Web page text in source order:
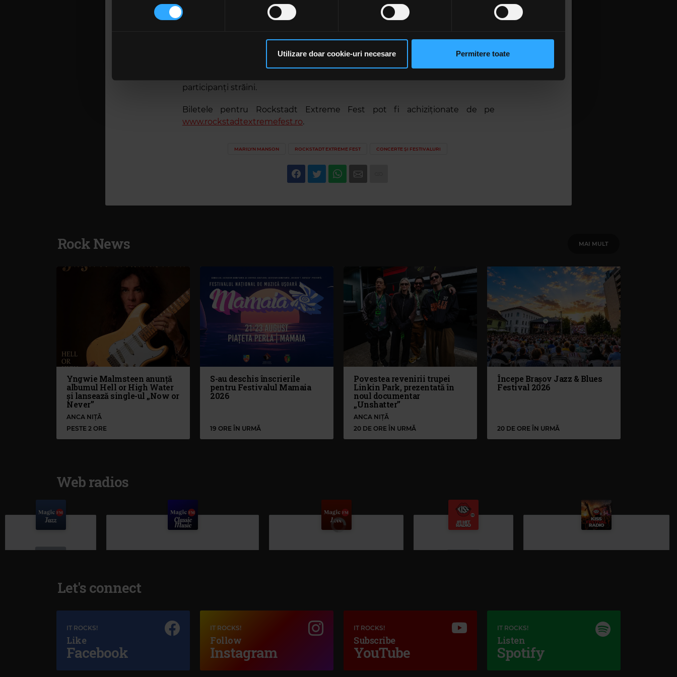
Vă puteți modifica sau retrage oricând acordul din Declarația despre modulele cookie.
traficul. De asemenea, le oferim partenerilor de rețele sociale, de publicitate și de analize informații cu privire la modul în
care folosiți site-ul nostru. Aceștia le pot combina cu alte informații oferite de dvs. sau culese în urma folosirii serviciilor
Utilizare doar cookie-uri necesare Permitere toate
rockului alternativ, a marcat cultura globală prin albume definitorii precum
Antichrist Superstar, Mechanical Animals și Holy Wood. Stilul său teatral,
într-un icon pentru generații de rebeli și outsideri.
participanți străini.
Biletele pentru Rockstadt Extreme Fest pot fi achiziționate de pe
www.rockstadtextremefest.ro.
MARILYN MANSON ROCKSTADT EXTREME FEST CONCERTE ȘI FESTIVALURI
Rock News MAI MULT
Yngwie Malmsteen anunță
albumul Hell or High Water
și lansează single-ul „Now or
Never”
ANCA NIȚĂ
PESTE 2 ORE
S-au deschis înscrierile
pentru Festivalul Mamaia
2026
19 ORE ÎN URMĂ
Povestea revenirii trupei
Linkin Park, prezentată în
noul documentar
„Unshatter”
ANCA NIȚĂ
20 DE ORE ÎN URMĂ
Începe Brașov Jazz & Blues
Festival 2026
20 DE ORE ÎN URMĂ
Web radios
Kiss FM
CREIOANE COLORATE
Let's connect
IT ROCKS!
Like
Facebook
IT ROCKS!
Follow
Instagram
IT ROCKS!
Subscribe
YouTube
IT ROCKS!
Listen
Spotify